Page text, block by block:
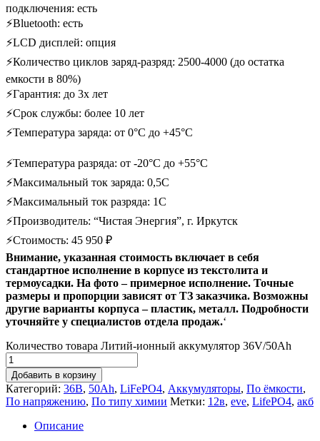
подключения: есть
⚡Bluetooth: есть
⚡LCD дисплей: опция
⚡Количество циклов заряд-разряд: 2500-4000 (до остатка
емкости в 80%)
⚡Гарантия: до 3х лет
⚡Срок службы: более 10 лет
⚡Температура заряда: от 0°С до +45°С
⚡Температура разряда: от -20°С до +55°С
⚡Максимальный ток заряда: 0,5С
⚡Максимальный ток разряда: 1С
⚡Производитель: “Чистая Энергия”, г. Иркутск
⚡Стоимость: 45 950 ₽
Внимание, указанная стоимость включает в себя
стандартное исполнение в корпусе из текстолита и
термоусадки. На фото – примерное исполнение. Точные
размеры и пропорции зависят от ТЗ заказчика. Возможны
другие варианты корпуса – пластик, металл. Подробности
уточняйте у специалистов отдела продаж.‘
Количество товара Литий-ионный аккумулятор 36V/50Ah
Добавить в корзину
Категорий: 36В, 50Ah, LiFePO4, Аккумуляторы, По ёмкости,
По напряжению, По типу химии Метки: 12в, eve, LifePO4, акб
Описание